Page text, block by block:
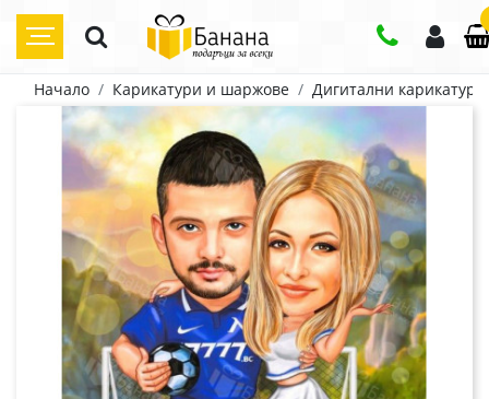
Начало Карикатури и шаржове Дигитални карикатури